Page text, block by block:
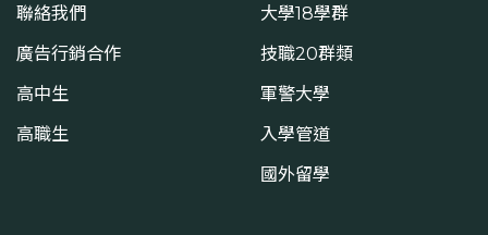
聯絡我們
廣告行銷合作
高中生
高職生
大學18學群
技職20群類
軍警大學
入學管道
國外留學